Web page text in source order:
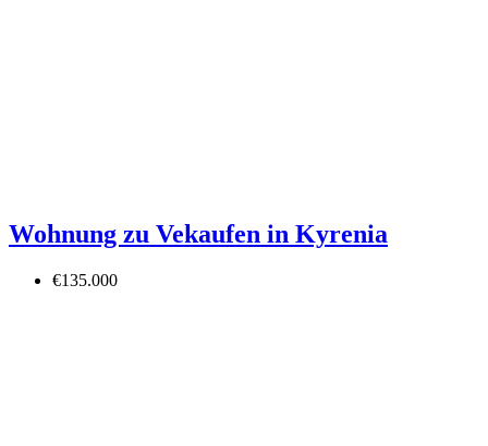
Wohnung zu Vekaufen in Kyrenia
€135.000